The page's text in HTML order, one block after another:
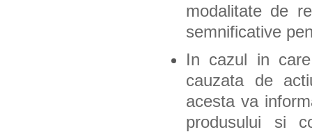
modalitate de
semnificative
In cazul in
cauzata de
acesta va
produsului si